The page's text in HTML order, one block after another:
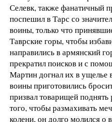
Селевк, также фанатичный
поспешил в Тарс со
воины, только что
Таврские горы, чтобы
направились в армянский
прекратил поисков и с
Мартин догнал их в ущелье
воины приготовились
призвал товарищей
того, чтобы размахивать
колени, он долго молился о